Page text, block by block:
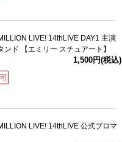
LIVE! 14thLIVE DAY1 主演
ド 【エミリー スチュアート】
1,500円(税込)
LIVE! 14thLIVE 公式ブロマ